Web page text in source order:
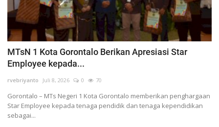
MTsN 1 Kota Gorontalo Berikan Apresiasi Star
Employee kepada...
rvebriyanto Juli 8, 2026 0 70
Gorontalo – MTs Negeri 1 Kota Gorontalo memberikan penghargaan
Star Employee kepada tenaga pendidik dan tenaga kependidikan
sebagai...